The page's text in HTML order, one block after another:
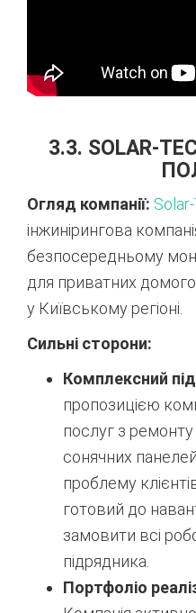
3.3. SOLAR-
Огляд компанії:
інжинірингова
безпосередньому
для приватних
у Київському регіоні.
Сильні сторони:
Комплексний
пропозицією
послуг з
сонячних
проблему
готовий до
замовити всі
підрядника.
Портфоліо